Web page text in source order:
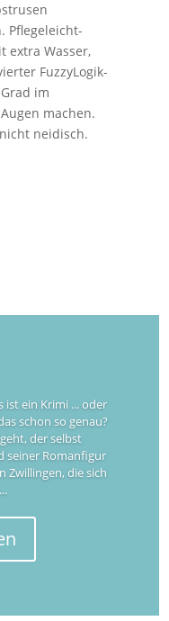
Pflegeleicht-
extra Wasser,
FuzzyLogik-
im
machen.
neidisch.
ist ein Krimi ... oder
schon so genau?
der selbst
seiner Romanfigur
Zwillingen, die sich